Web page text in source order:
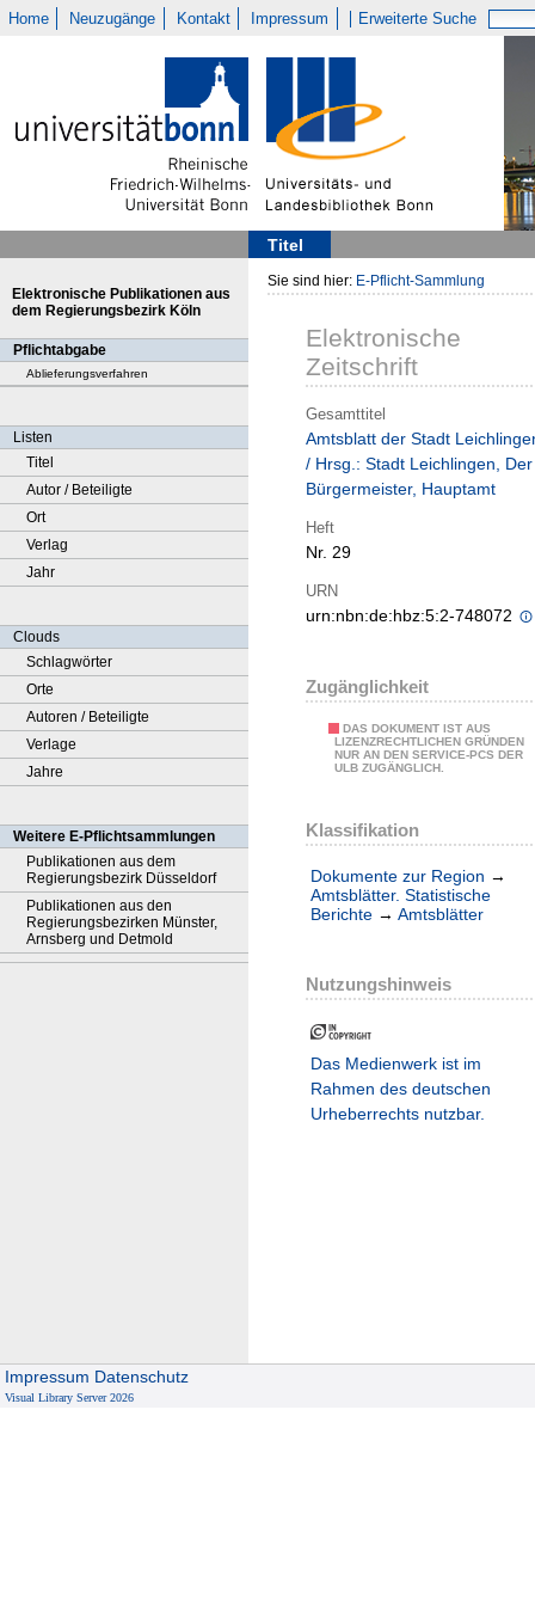
Home Neuzugänge Kontakt Impressum Erweiterte Suche
Titel
Elektronische Publikationen aus
dem Regierungsbezirk Köln
Pflichtabgabe
Ablieferungsverfahren
Listen
Titel
Autor / Beteiligte
Ort
Verlag
Jahr
Clouds
Schlagwörter
Orte
Autoren / Beteiligte
Verlage
Jahre
Weitere E-Pflichtsammlungen
Publikationen aus dem
Regierungsbezirk Düsseldorf
Publikationen aus den
Regierungsbezirken Münster,
Arnsberg und Detmold
Sie sind hier: E-Pflicht-Sammlung
Elektronische
Zeitschrift
Gesamttitel
Amtsblatt der Stadt
/ Hrsg.: Stadt Leichlingen, Der
Bürgermeister, Hauptamt
Heft
Nr. 29
URN
urn:nbn:de:hbz:5:2-748072
Zugänglichkeit
DAS DOKUMENT IST AUS
LIZENZRECHTLICHEN GRÜNDEN
NUR AN DEN SERVICE-PCS DER
ULB ZUGÄNGLICH.
Klassifikation
Dokumente zur Region →
Amtsblätter. Statistische
Berichte → Amtsblätter
Nutzungshinweis
Das Medienwerk ist im
Rahmen des deutschen
Urheberrechts nutzbar.
Impressum Datenschutz
Visual Library Server 2026